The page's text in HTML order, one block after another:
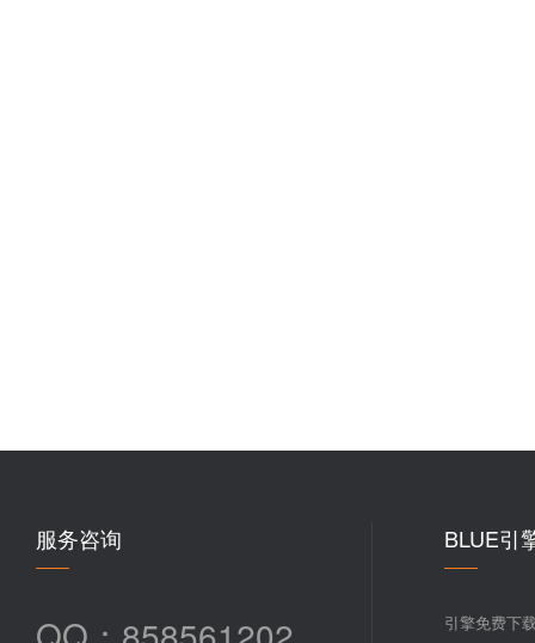
服务咨询 BLUE引
引擎免费下